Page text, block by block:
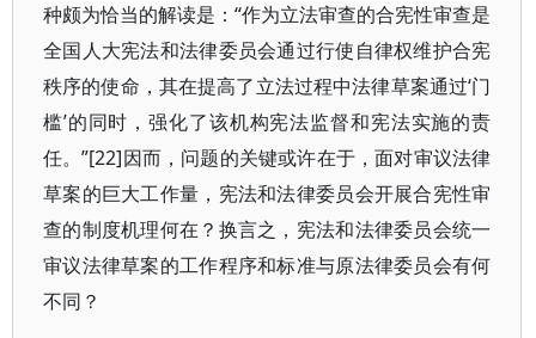
种颇为恰当的解读是：“作为立法审查的合宪性审查是
全国人大宪法和法律委员会通过行使自律权维护合宪
秩序的使命，其在提高了立法过程中法律草案通过‘门
槛’的同时，强化了该机构宪法监督和宪法实施的责
任。”[22]因而，问题的关键或许在于，面对审议法律
草案的巨大工作量，宪法和法律委员会开展合宪性审
查的制度机理何在？换言之，宪法和法律委员会统一
审议法律草案的工作程序和标准与原法律委员会有何
不同？